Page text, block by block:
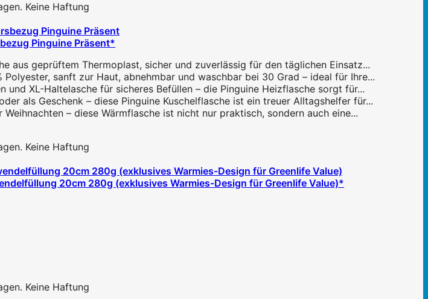
Keine Haftung
Pinguine Präsent*
aus geprüftem Thermoplast, sicher und zuverlässig für den täglichen Einsatz...
sanft zur Haut, abnehmbar und waschbar bei 30 Grad – ideal für Ihre...
und XL-Haltelasche für sicheres Befüllen – die Pinguine Heizflasche sorgt für...
als Geschenk – diese Pinguine Kuschelflasche ist ein treuer Alltagshelfer für...
– diese Wärmflasche ist nicht nur praktisch, sondern auch eine...
Keine Haftung
20cm 280g (exklusives Warmies-Design für Greenlife Value)*
Keine Haftung